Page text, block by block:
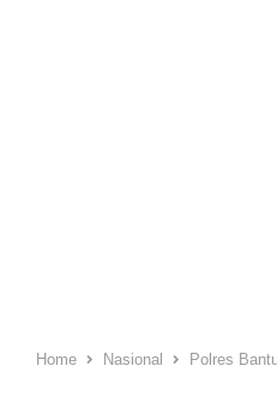
Home Nasional Polres